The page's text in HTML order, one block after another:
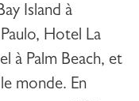
Island à
Hotel La
à Palm Beach, et
monde. En